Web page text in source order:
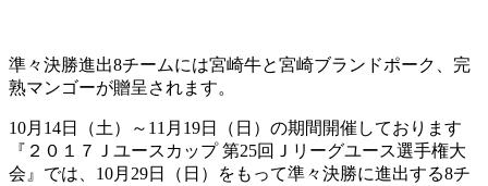
準々決勝進出8チームには宮崎牛と宮崎ブランドポーク、完
熟マンゴーが贈呈されます。
10月14日（土）～11月19日（日）の期間開催しております
『２０１７Ｊユースカップ 第25回Ｊリーグユース選手権大
会』では、10月29日（日）をもって準々決勝に進出する8チ